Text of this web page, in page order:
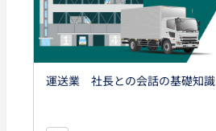
運送業 社長との会話の基礎知識